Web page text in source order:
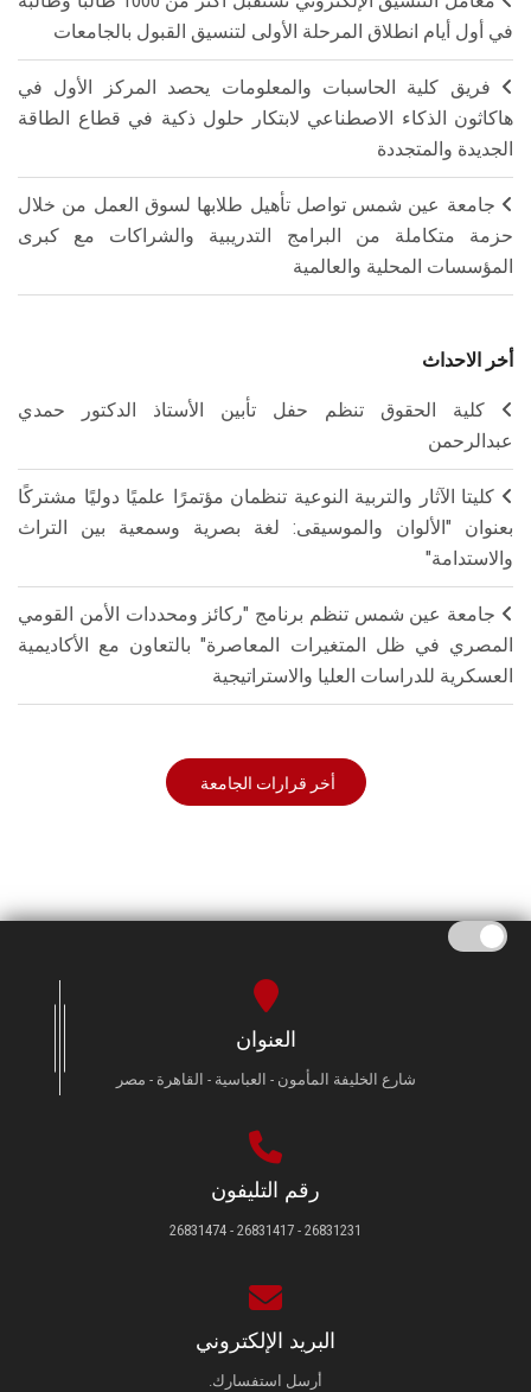
في أول أيام انطلاق المرحلة الأولى لتنسيق القبول بالجامعات
فريق كلية الحاسبات والمعلومات يحصد المركز الأول في
هاكاثون الذكاء الاصطناعي لابتكار حلول ذكية في قطاع الطاقة
الجديدة والمتجددة
جامعة عين شمس تواصل تأهيل طلابها لسوق العمل من خلال
حزمة متكاملة من البرامج التدريبية والشراكات مع كبرى
المؤسسات المحلية والعالمية
أخر الاحداث
كلية الحقوق تنظم حفل تأبين الأستاذ الدكتور حمدي
عبدالرحمن
كليتا الآثار والتربية النوعية تنظمان مؤتمرًا علميًا دوليًا مشتركًا
بعنوان "الألوان والموسيقى: لغة بصرية وسمعية بين التراث
والاستدامة"
جامعة عين شمس تنظم برنامج "ركائز ومحددات الأمن القومي
المصري في ظل المتغيرات المعاصرة" بالتعاون مع الأكاديمية
العسكرية للدراسات العليا والاستراتيجية
أخر قرارات الجامعة
العنوان
شارع الخليفة المأمون - العباسية - القاهرة - مصر
رقم التليفون
26831231 - 26831417 - 26831474
البريد الإلكتروني
أرسل استفسارك.